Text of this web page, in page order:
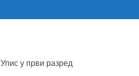
Упис у први разред